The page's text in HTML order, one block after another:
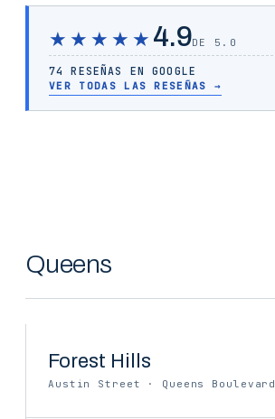
★★★★★ 4.9DE 5.0
74 RESEÑAS EN GOOGLE
VER TODAS LAS RESEÑAS →
Queens
Forest Hills
Austin Street · Queens Boulevard